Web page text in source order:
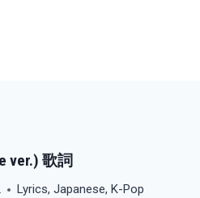
ver.) 歌詞
Lyrics,Japanese,K-Pop